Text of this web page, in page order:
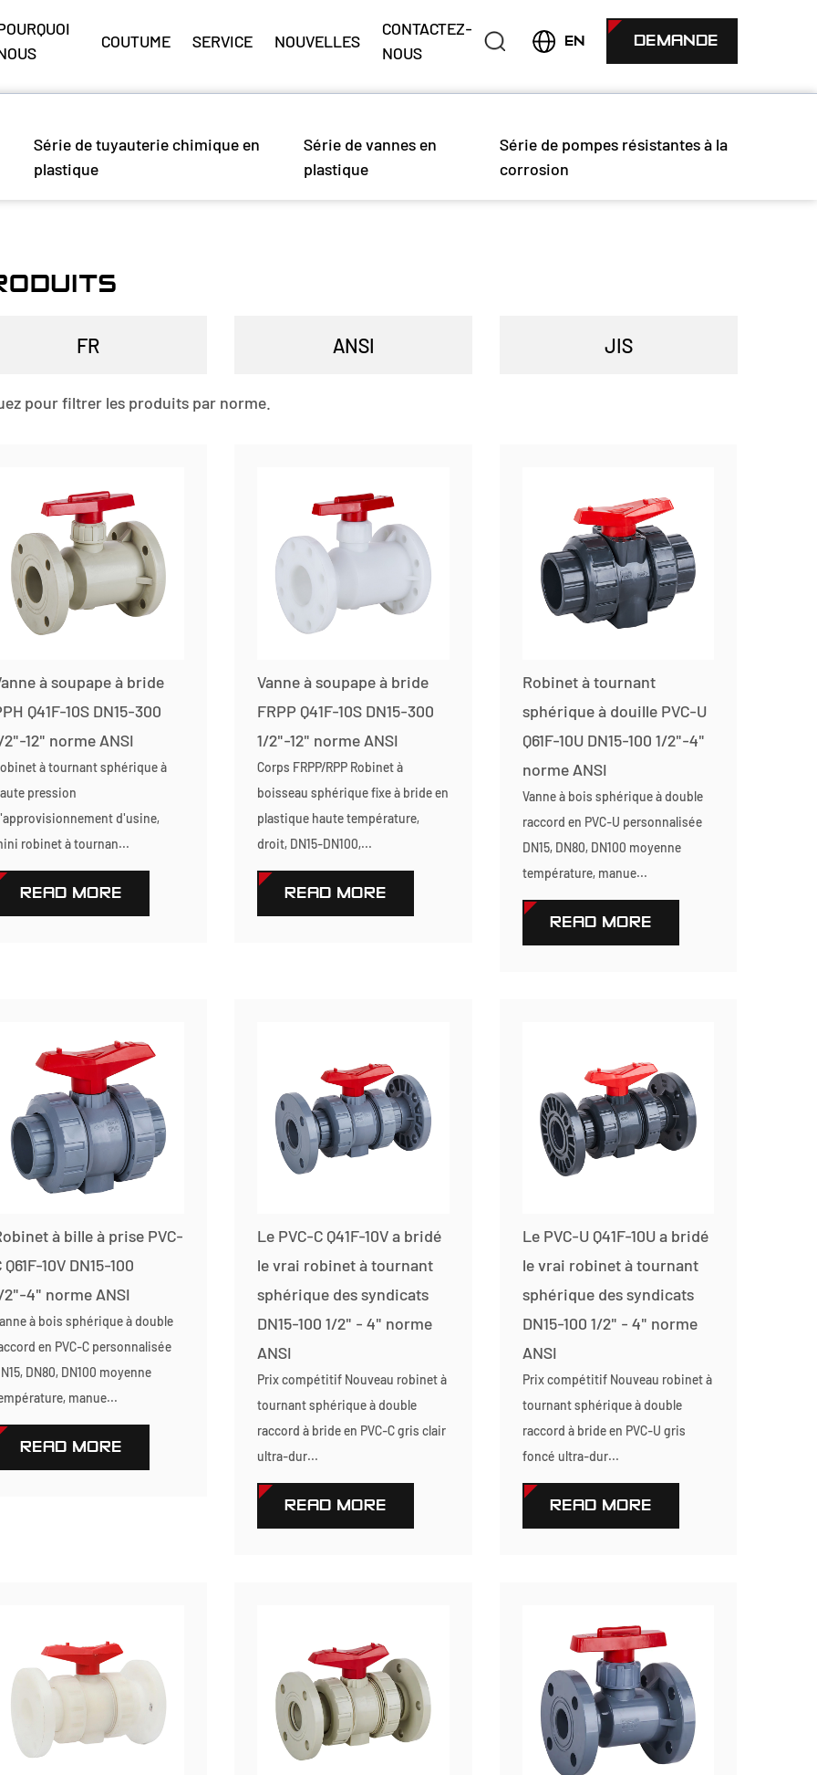
COUTUME SERVICE NOUVELLES
CONTACTEZ-
NOUS
EN DEMANDE
Série de tuyauterie chimique en
plastique
Série de vannes en
plastique
Série de pompes résistantes à la
corrosion
pour filtrer les produits par norme.
à soupape à bride
Q41F-10S DN15-300
2"-12" norme ANSI
à tournant sphérique à
pression
d'usine,
robinet à tournan...
READ MORE
Vanne à soupape à bride
FRPP Q41F-10S DN15-300
1/2"-12" norme ANSI
Corps FRPP/RPP Robinet à
boisseau sphérique fixe à bride en
plastique haute température,
droit, DN15-DN100,...
READ MORE
Robinet à tournant
sphérique à douille PVC-U
Q61F-10U DN15-100 1/2"-4"
norme ANSI
Vanne à bois sphérique à double
raccord en PVC-U personnalisée
DN15, DN80, DN100 moyenne
température, manue...
READ MORE
à bille à prise PVC-
Q61F-10V DN15-100
2"-4" norme ANSI
à bois sphérique à double
en PVC-C personnalisée
DN80, DN100 moyenne
manue...
READ MORE
Le PVC-C Q41F-10V a bridé
le vrai robinet à tournant
sphérique des syndicats
DN15-100 1/2" - 4" norme
ANSI
Prix compétitif Nouveau robinet à
tournant sphérique à double
raccord à bride en PVC-C gris clair
ultra-dur...
READ MORE
Le PVC-U Q41F-10U a bridé
le vrai robinet à tournant
sphérique des syndicats
DN15-100 1/2" - 4" norme
ANSI
Prix compétitif Nouveau robinet à
tournant sphérique à double
raccord à bride en PVC-U gris
foncé ultra-dur...
READ MORE